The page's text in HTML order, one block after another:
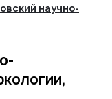
научно-